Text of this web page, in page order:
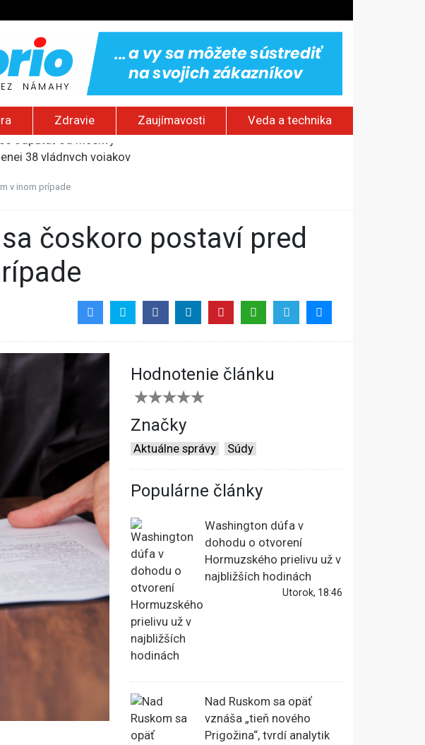
Zdravie Zaujímavosti Veda a technika
38 vládnych vojakov
cieľov
v inom prípade
Hodnotenie článku
Značky
Aktuálne správy Súdy
Populárne články
Washington dúfa v
dohodu o otvorení
Hormuzského prielivu už v
najbližších hodinách
Utorok, 18:46
Nad Ruskom sa opäť
vznáša „tieň nového
Prigožina“, tvrdí analytik